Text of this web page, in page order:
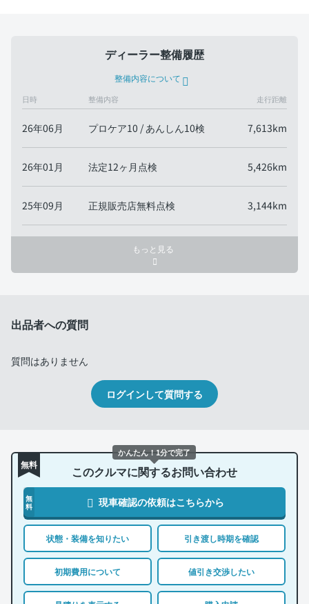
ディーラー整備履歴
整備内容について
日時 整備内容 走行距離
26年06月 プロケア10 / あんしん10検 7,613km
26年01月 法定12ヶ月点検 5,426km
25年09月 正規販売店無料点検 3,144km
もっと見る
出品者への質問
質問はありません
ログインして質問する
無料 このクルマに関するお問い合わせ
無
料
現車確認の依頼はこちらから
状態・装備を知りたい 引き渡し時期を確認
初期費用について 値引き交渉したい
かんたん！1分で完了